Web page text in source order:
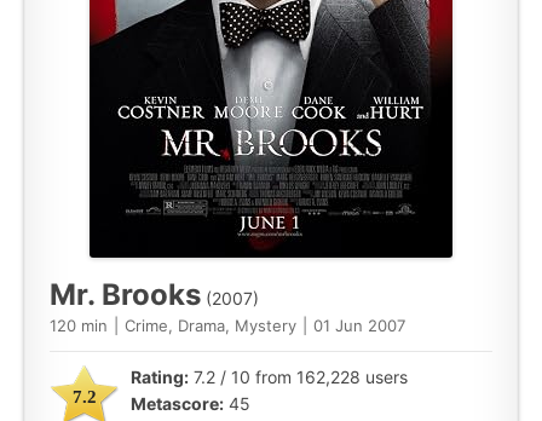
Mr. Brooks (2007)
120 min Crime, Drama, Mystery 01 Jun 2007
7.2
Rating: 7.2 / 10 from 162,228 users
Metascore: 45